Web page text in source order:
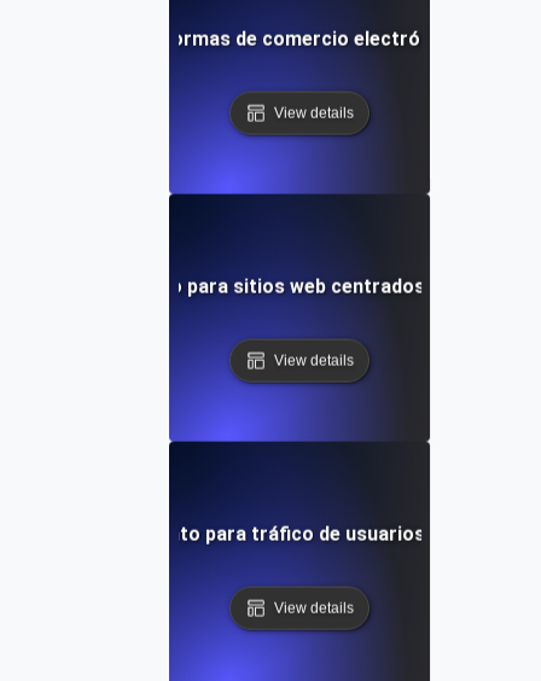
para plataformas de comercio electrónico durante
View details
de rendimiento para sitios web centrados en el diseño
View details
de rendimiento para tráfico de usuarios de alta
View details